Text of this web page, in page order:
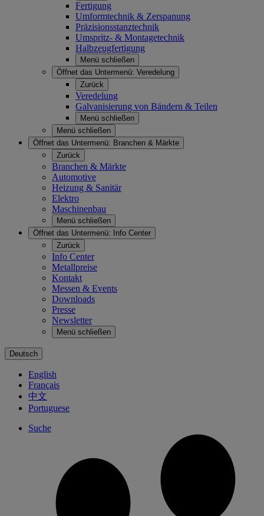
Fertigung
Umformtechnik & Zerspanung
Präzisionsstanztechnik
Umspritz- & Montagetechnik
Halbzeugfertigung
Menü schließen
Öffnet das Untermenü: Veredelung
Zurück
Veredelung
Galvanisierung von Bändern & Teilen
Menü schließen
Menü schließen
Öffnet das Untermenü: Branchen & Märkte
Zurück
Branchen & Märkte
Automotive
Heizung & Sanitär
Elektro
Maschinenbau
Menü schließen
Öffnet das Untermenü:
Info Center
Zurück
Info Center
Metallpreise
Kontakt
Messen & Events
Downloads
Presse
Newsletter
Menü schließen
Deutsch
English
Français
中文
Portuguese
Suche